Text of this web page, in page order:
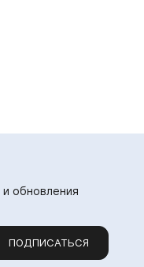
обновления
ПОДПИСАТЬСЯ